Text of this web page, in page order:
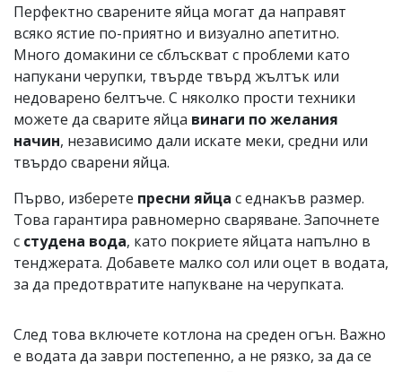
носи
отговорност
за
Ако
откриете
обиден
вас
коментар,
сигнализирайте
ни!
Перфектно сварените яйца могат да направят
всяко ястие по-приятно и визуално апетитно.
Много домакини се сблъскват с проблеми като
напукани черупки, твърде твърд жълтък или
недоварено белтъче. С няколко прости техники
можете да сварите яйца винаги по желания
начин, независимо дали искате меки, средни или
твърдо сварени яйца.
Първо, изберете пресни яйца с еднакъв размер.
Това гарантира равномерно сваряване. Започнете
с студена вода, като покриете яйцата напълно в
тенджерата. Добавете малко сол или оцет в водата,
за да предотвратите напукване на черупката.
След това включете котлона на среден огън. Важно
е водата да заври постепенно, а не рязко, за да се